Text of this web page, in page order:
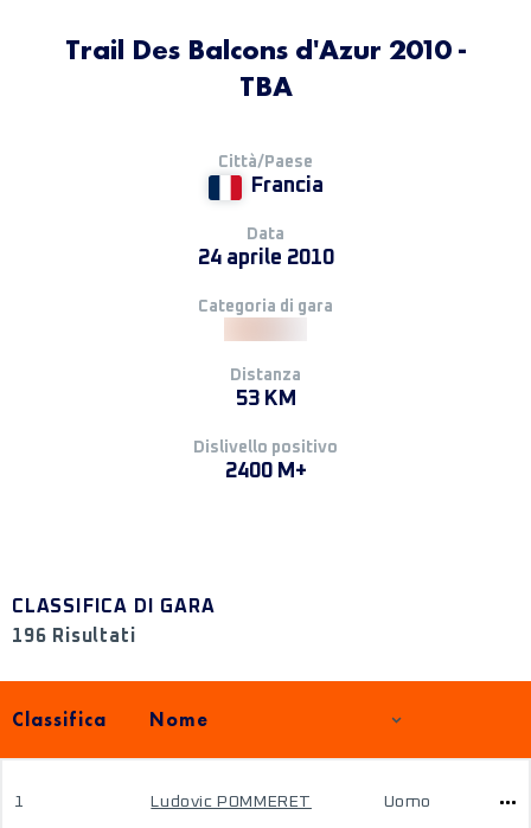
Trail Des Balcons d'Azur 2010 -
TBA
Città/Paese
Francia
Data
24 aprile 2010
Categoria di gara
Distanza
53 KM
Dislivello positivo
2400 M+
CLASSIFICA DI GARA
196 Risultati
Classifica Nome
1 Ludovic POMMERET Uomo